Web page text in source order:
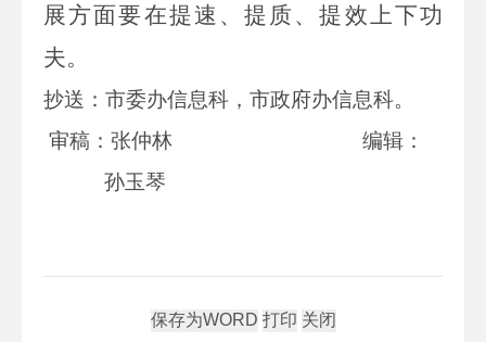
展方面要在提速、提质、提效上下功
夫。
抄送：市委办信息科，市政府办信息科。
审稿： 张仲林
编辑：
孙玉琴